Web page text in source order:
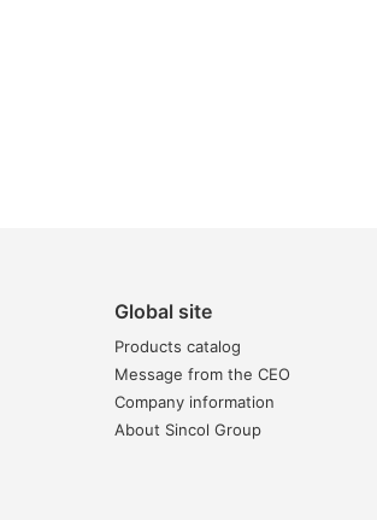
Global site
Products catalog
Message from the CEO
Company information
About Sincol Group